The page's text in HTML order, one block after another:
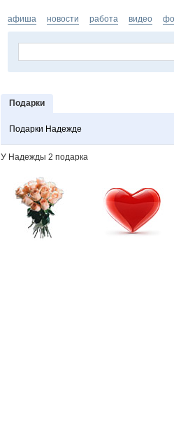
афиша новости работа видео
Подарки
Подарки Надежде
У Надежды 2 подарка